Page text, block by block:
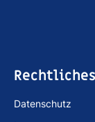
Rechtliches
Datenschutz